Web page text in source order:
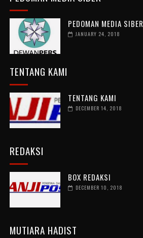
PEDOMAN MEDIA SIBER
JANUARY 24, 2018
TENTANG KAMI
TENTANG KAMI
DECEMBER 14, 2018
REDAKSI
BOX REDAKSI
DECEMBER 10, 2018
MUTIARA HADIST